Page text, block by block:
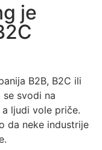
je
B2B, B2C ili
se svodi na
ljudi vole priče.
da neke industrije